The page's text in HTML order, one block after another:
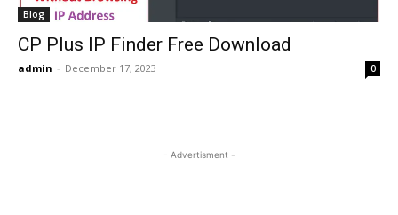
Blog
CP Plus IP Finder Free Download
admin - December 17, 2023 0
- Advertisment -